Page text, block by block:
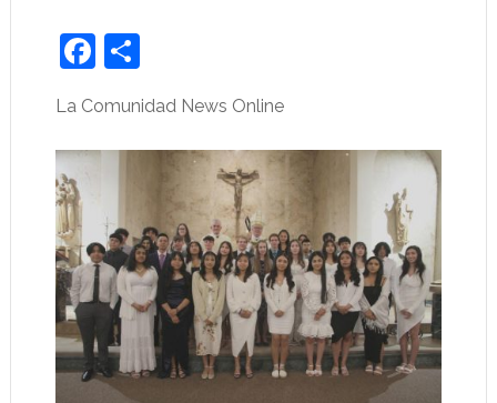
Facebook
Share
La Comunidad News Online